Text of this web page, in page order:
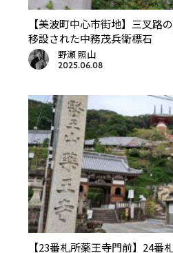
【美波町中心市街地】三叉路
移設された中務茂兵衛標石
野瀬 照山
2025.06.08
【23番札所薬王寺門前】24番